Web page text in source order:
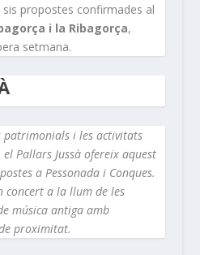
sis propostes confirmades al
i la Ribagorça,
setmana.
patrimonials i les activitats
Pallars Jussà ofereix aquest
a Pessonada i Conques.
concert a la llum de les
música antiga amb
proximitat.